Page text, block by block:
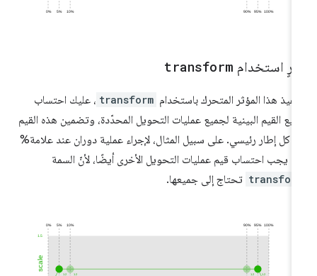
استخدامtransform
هذا المؤثر المتحرك باستخدام transform ، عليك احتساب
القيم البينية لجميع عمليات التحويل المحدّدة، وتضمين هذه القيم
كل إطار رئيسي. على سبيل المثال، لإجراء عملية دوران عند علامة%
تحتاج إلى جميعها.